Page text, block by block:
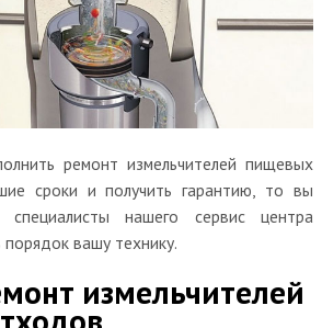
ремонт измельчителей пищевых
сроки и получить гарантию, то вы
нашего сервис центра
вашу технику.
измельчителей